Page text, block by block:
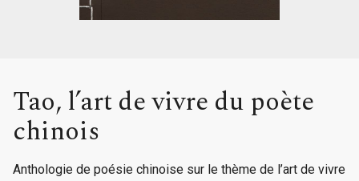
Tao, l’art de vivre du poète
chinois
Anthologie de poésie chinoise sur le thème de l’art de vivre